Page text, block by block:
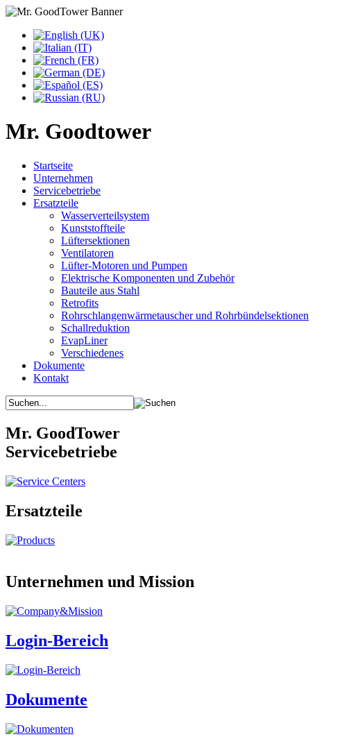
Mr. Goodtower
Startseite
Unternehmen
Servicebetriebe
Ersatzteile
Wasserverteilsystem
Kunststoffteile
Lüftersektionen
Ventilatoren
Lüfter-Motoren und Pumpen
Elektrische Komponenten und Zubehör
Bauteile aus Stahl
Retrofits
Rohrschlangenwärmetauscher und Rohrbündelsektionen
Schallreduktion
EvapLiner
Verschiedenes
Dokumente
Kontakt
Mr. GoodTower
Servicebetriebe
Ersatzteile
Unternehmen und Mission
Login-Bereich
Dokumente